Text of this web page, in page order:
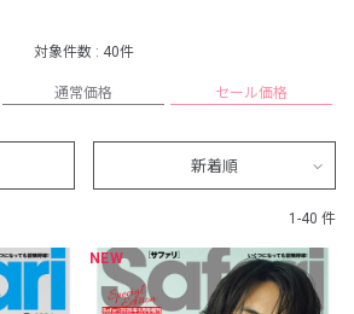
対象件数 : 40件
通常価格 セール価格
新着順
1-40 件
NEW